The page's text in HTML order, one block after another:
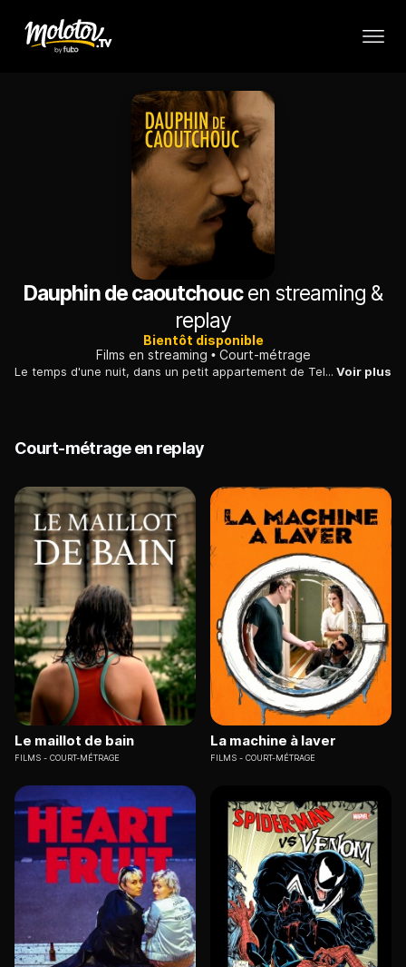
Dauphin de caoutchoucen streaming &
replay
Bientôt disponible
Films en streaming
Court-métrage
Le temps d'une nuit, dans un petit appartement de Tel-Aviv, l'intimité amoureuse de deux jeunes gays qui viennent de se rencontrer. Leur idylle durera-t-elle jusqu'au petit matin ? Voir plus
Court-métrage en replay
Le maillot de bain
FILMS COURT-MÉTRAGE
La machine à laver
FILMS COURT-MÉTRAGE